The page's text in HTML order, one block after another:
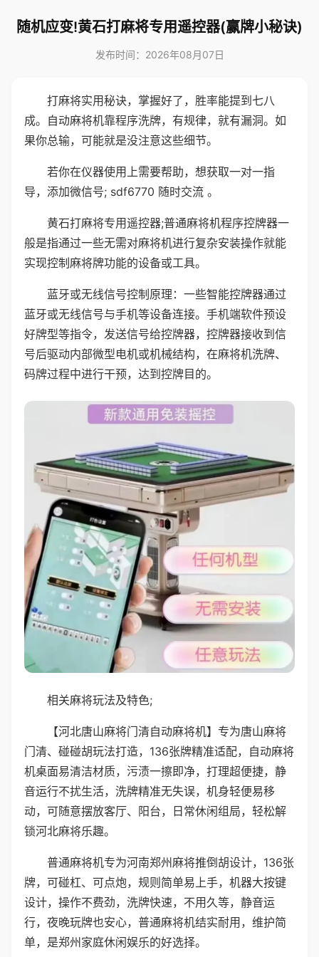
随机应变!黄石打麻将专用遥控器(赢牌小秘诀)
发布时间：2026年08月07日
打麻将实用秘诀，掌握好了，胜率能提到七八
成。自动麻将机靠程序洗牌，有规律，就有漏洞。如
果你总输，可能就是没注意这些细节。
若你在仪器使用上需要帮助，想获取一对一指
导，添加微信号; sdf6770 随时交流 。
黄石打麻将专用遥控器;普通麻将机程序控牌器一
般是指通过一些无需对麻将机进行复杂安装操作就能
实现控制麻将牌功能的设备或工具。
蓝牙或无线信号控制原理：一些智能控牌器通过
蓝牙或无线信号与手机等设备连接。手机端软件预设
好牌型等指令，发送信号给控牌器，控牌器接收到信
号后驱动内部微型电机或机械结构，在麻将机洗牌、
码牌过程中进行干预，达到控牌目的。
相关麻将玩法及特色;
【河北唐山麻将门清自动麻将机】专为唐山麻将
门清、碰碰胡玩法打造，136张牌精准适配，自动麻将
机桌面易清洁材质，污渍一擦即净，打理超便捷，静
音运行不扰生活，洗牌精准无失误，机身轻便易移
动，可随意摆放客厅、阳台，日常休闲组局，轻松解
锁河北麻将乐趣。
普通麻将机专为河南郑州麻将推倒胡设计，136张
牌，可碰杠、可点炮，规则简单易上手，机器大按键
设计，操作不费劲，洗牌快速，不用久等，静音运
行，夜晚玩牌也安心，普通麻将机结实耐用，维护简
单，是郑州家庭休闲娱乐的好选择。